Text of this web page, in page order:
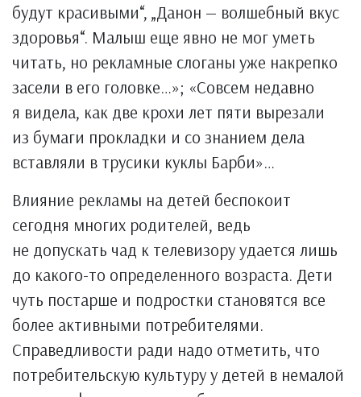
будут красивыми“, „Данон — волшебный вкус
здоровья“. Малыш еще явно не мог уметь
читать, но рекламные слоганы уже накрепко
засели в его головке…»; «Совсем недавно
я видела, как две крохи лет пяти вырезали
из бумаги прокладки и со знанием дела
вставляли в трусики куклы Барби»…
Влияние рекламы на детей беспокоит
сегодня многих родителей, ведь
не допускать чад к телевизору удается лишь
до какого-то определенного возраста. Дети
чуть постарше и подростки становятся все
более активными потребителями.
Справедливости ради надо отметить, что
потребительскую культуру у детей в немалой